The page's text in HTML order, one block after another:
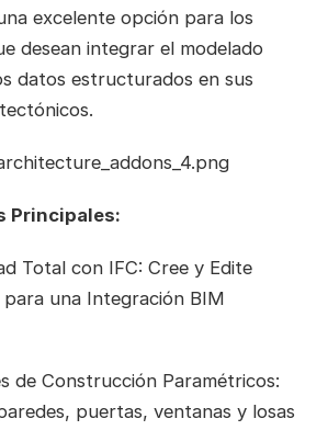
excelente opción para los
desean integrar el modelado
datos estructurados en sus
Principales:
Total con IFC: Cree y Edite
una Integración BIM
de Construcción Paramétricos:
puertas, ventanas y losas